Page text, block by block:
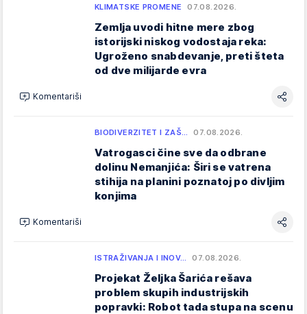
KLIMATSKE PROMENE 07.08.2026.
Zemlja uvodi hitne mere zbog
istorijski niskog vodostaja reka:
Ugroženo snabdevanje, preti šteta
od dve milijarde evra
Komentariši
BIODIVERZITET I ZAŠ… 07.08.2026.
Vatrogasci čine sve da odbrane
dolinu Nemanjića: Širi se vatrena
stihija na planini poznatoj po divljim
konjima
Komentariši
ISTRAŽIVANJA I INOV… 07.08.2026.
Projekat Željka Šarića rešava
problem skupih industrijskih
popravki: Robot tada stupa na scenu